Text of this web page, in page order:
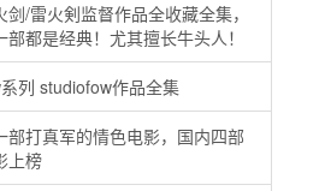
剑/雷火剣监督作品全收藏全集，
部都是经典！尤其擅长牛头人！
列 studiofow作品全集
部打真军的情色电影，国内四部
上榜